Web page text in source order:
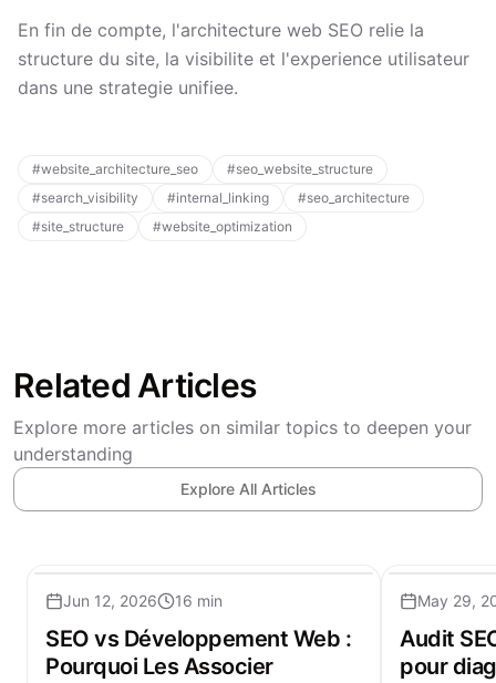
En fin de compte, l'architecture web SEO relie la
structure du site, la visibilite et l'experience utilisateur
dans une strategie unifiee.
#website_architecture_seo #seo_website_structure
#search_visibility #internal_linking #seo_architecture
#site_structure #website_optimization
Related Articles
Explore more articles on similar topics to deepen your
understanding
Explore All Articles
Jun 12, 2026 16 min
SEO vs Développement Web :
Pourquoi Les Associer
May 29,
Audit
pour